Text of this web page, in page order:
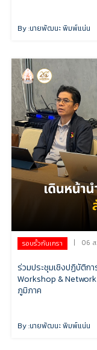
By :นายพัฒนะ พิมพ์แน่น
รอบรั้วกันเกรา | 06 ส
ร่วมประชุมเชิงปฏิบัติก
Workshop &
ภูมิภาค
By :นายพัฒนะ พิมพ์แน่น